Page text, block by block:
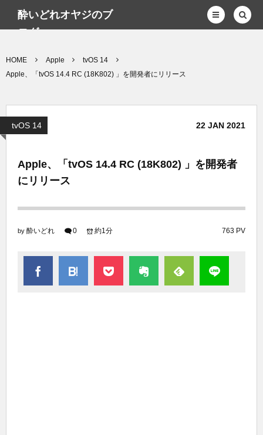
酔いどれオヤジのブ
ログwp
HOME Apple
tvOS 14
Apple、「tvOS 14.4 RC (18K802) 」を開発者にリリース
tvOS 14 22 JAN 2021
Apple、「tvOS 14.4 RC (18K802) 」を開発者
にリリース
by 酔いどれ 0 763 PV
約1分